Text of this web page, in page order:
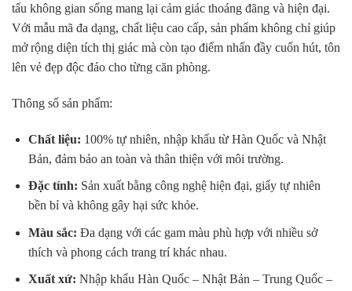
tấu không gian sống mang lại cảm giác thoáng đãng và hiện đại.
Với mẫu mã đa dạng, chất liệu cao cấp, sản phẩm không chỉ giúp
mở rộng diện tích thị giác mà còn tạo điểm nhấn đầy cuốn hút, tôn
lên vẻ đẹp độc đáo cho từng căn phòng.
Thông số sản phẩm:
Chất liệu: 100% tự nhiên, nhập khẩu từ Hàn Quốc và Nhật
Bản, đảm bảo an toàn và thân thiện với môi trường.
Đặc tính: Sản xuất bằng công nghệ hiện đại, giấy tự nhiên
bền bỉ và không gây hại sức khỏe.
Màu sắc: Đa dạng với các gam màu phù hợp với nhiều sở
thích và phong cách trang trí khác nhau.
Xuất xứ: Nhập khẩu Hàn Quốc – Nhật Bản – Trung Quốc –